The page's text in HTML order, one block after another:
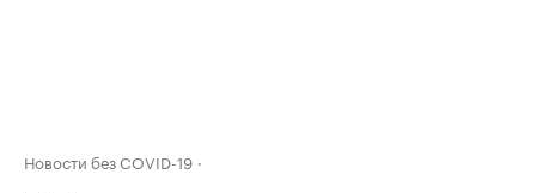
Новости без COVID-19